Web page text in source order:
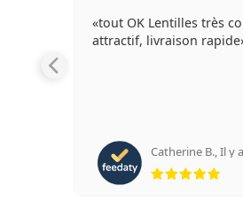
tout OK Lentilles très confortables, prix
attractif, livraison rapide
Catherine B.,Il y